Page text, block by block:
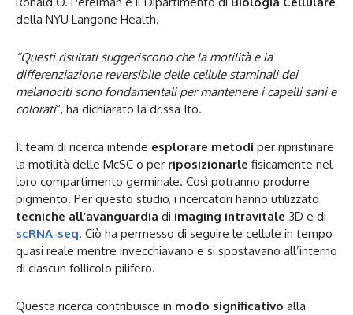
della NYU Langone Health.
“Questi risultati suggeriscono che la motilità e la
differenziazione reversibile delle cellule staminali dei
melanociti sono fondamentali per mantenere i capelli sani e
colorati“, ha dichiarato la dr.ssa Ito.
Il team di ricerca intende esplorare metodi per ripristinare
la motilità delle McSC o per riposizionarle fisicamente nel
loro compartimento germinale. Così potranno produrre
pigmento. Per questo studio, i ricercatori hanno utilizzato
tecniche all’avanguardia di imaging intravitale 3D e di
scRNA-seq. Ciò ha permesso di seguire le cellule in tempo
quasi reale mentre invecchiavano e si spostavano all’interno
di ciascun follicolo pilifero.
Questa ricerca contribuisce in modo significativo alla